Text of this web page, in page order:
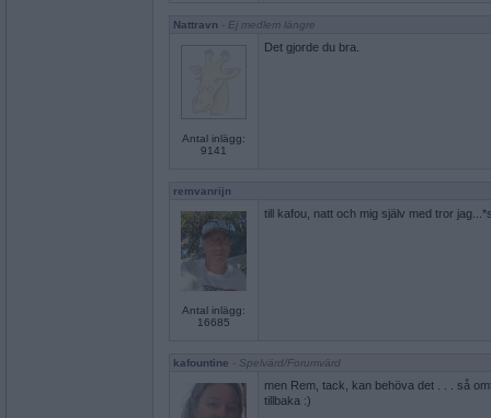
Nattravn - Ej medlem längre
Antal inlägg:
9141
Det gjorde du bra.
remvanrijn
Antal inlägg:
16685
till kafou, natt och mig själv med tror
kafountine - Spelvärd/Forumvärd
men Rem, tack, kan behöva det . . . så
tillbaka :)